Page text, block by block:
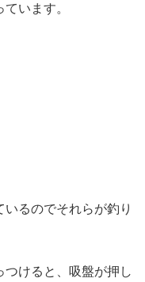
います。
るのでそれらが釣り
つけると、吸盤が押し